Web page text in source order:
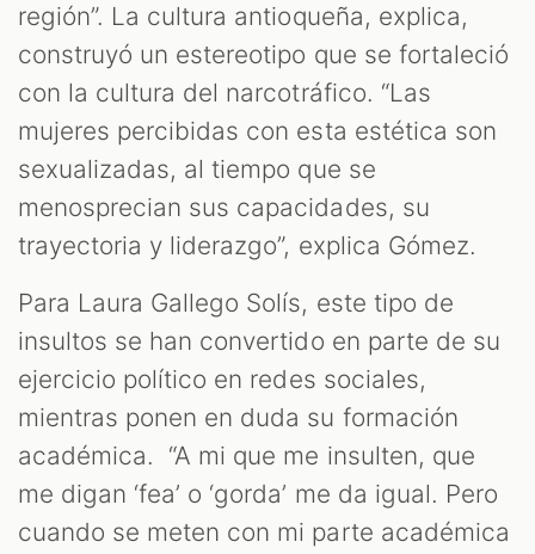
región”. La cultura antioqueña, explica,
construyó un estereotipo que se fortaleció
con la cultura del narcotráfico. “Las
mujeres percibidas con esta estética son
sexualizadas, al tiempo que se
menosprecian sus capacidades, su
trayectoria y liderazgo”, explica Gómez.
Para Laura Gallego Solís, este tipo de
insultos se han convertido en parte de su
ejercicio político en redes sociales,
mientras ponen en duda su formación
académica. “A mi que me insulten, que
me digan ‘fea’ o ‘gorda’ me da igual. Pero
cuando se meten con mi parte académica